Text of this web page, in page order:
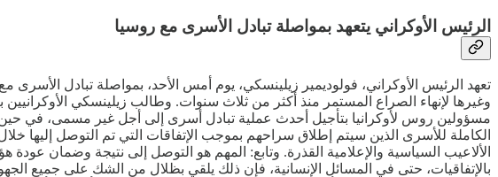
الرئيس الأوكراني يتعهد بمواصلة تبادل الأسرى مع روسيا
تعهد الرئيس الأوكراني، فولوديمير زيلينسكي، يوم أمس الأحد، بمواصلة تبادل
وغيرها لإنهاء الصراع المستمر منذ أكثر من ثلاث سنوات. وطالب زيلينسكي
مسؤولين روس لأوكرانيا بتأجيل أحدث عملية تبادل أسرى إلى أجل غير مسمى، في حين
الكاملة للأسرى الذين سيتم إطلاق سراحهم بموجب الإتفاقات التي تم التوصل إليها
الألاعيب السياسية والإعلامية القذرة. وتابع: المهم هو التوصل إلى نتيجة وضمان
بالإتفاقيات، حتى في المسائل الإنسانية، فإن ذلك يلقي بظلال من الشك على جميع